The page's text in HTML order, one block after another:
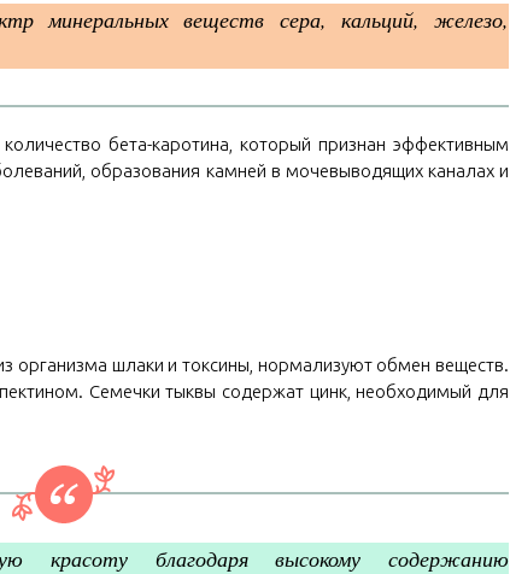
минеральных веществ сера, кальций, железо,
бета-каротина, который признан эффективным
образования камней в мочевыводящих каналах и
организма шлаки и токсины, нормализуют обмен веществ.
Семечки тыквы содержат цинк, необходимый для
красоту благодаря высокому содержанию